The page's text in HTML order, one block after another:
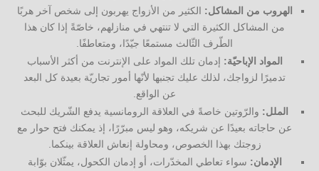
الهروب من المشاكل: الكثير من الأزواج يهربون إلى شخص آخر هربًا
من المشاكل الكثيرة التي لا تنتهي في منازلهم، خاصّةً إذا كان هذا
الطّرف الثّالث مستمعًا جيّدًا، ومتعاطفًا.
المواد الإباحيّة: إدمان تلك المواد على الإنترنت من أكثر الأسباب
تدميرًا لزواجك، لذلك عليك تجنبها لأنّها أمور تجاريّة بعيدة كل البعد
عن الواقع.
الملل: والرّوتين خاصةً في العلاقة الرومانسية يدفع الشّريك للبحث
عن حاجاته بعيدًا عن شريكه، وهو ليس مبرّرًا، إذ يمكنك فتح حوار مع
زوجتك بهذا الخصوص، ومحاولة إنعاش العلاقة بينكما.
الإدمان: سواء تعاطي المخدّرات، أو إدمان الكحول، يمثّلان بوّابة